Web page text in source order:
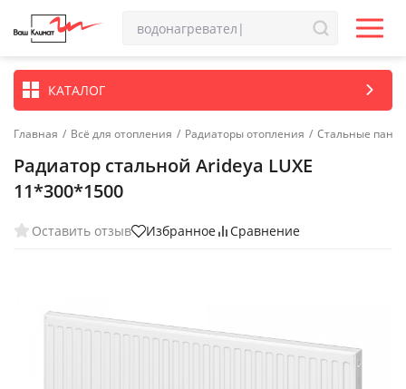
КАТАЛОГ
Главная / Всё для отопления / Радиаторы отопления / Стальные
Радиатор стальной Arideya LUXE
11*300*1500
Оставить отзыв Избранное Сравнение